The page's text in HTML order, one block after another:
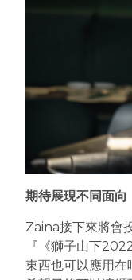
期待展現不同面向
Zaina接下來將會
『《獅子山下
東西也可以應用在